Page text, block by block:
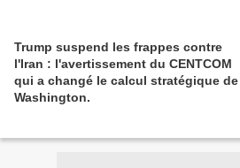
Trump suspend les frappes contre
l'Iran : l'avertissement du CENTCOM
qui a changé le calcul stratégique de
Washington.